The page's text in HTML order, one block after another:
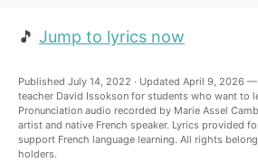
🎵 Jump to lyrics now
Published July 14, 2022 · Updated April 9, 2026
teacher David Issokson for students who want to
Pronunciation audio recorded by Marie Assel
artist and native French speaker. Lyrics provided
support French language learning. All rights
holders.